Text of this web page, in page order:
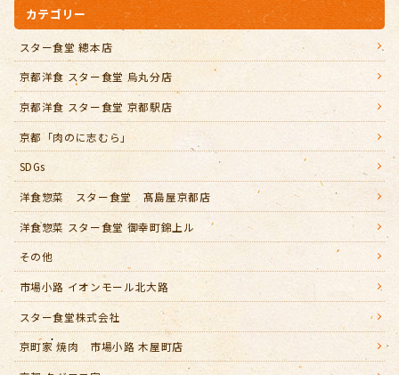
カテゴリー
スター食堂 總本店
京都洋食 スター食堂 烏丸分店
京都洋食 スター食堂 京都駅店
京都「肉のに志むら」
SDGs
洋食惣菜 スター食堂 髙島屋京都店
洋食惣菜 スター食堂 御幸町錦上ル
その他
市場小路 イオンモール北大路
スター食堂株式会社
京町家 焼肉 市場小路 木屋町店